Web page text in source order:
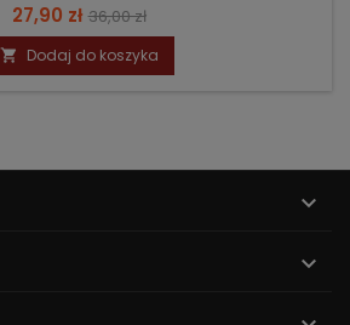
Cena
27,90 zł Cena
podstawowa
36,00 zł
 Dodaj do koszyka

